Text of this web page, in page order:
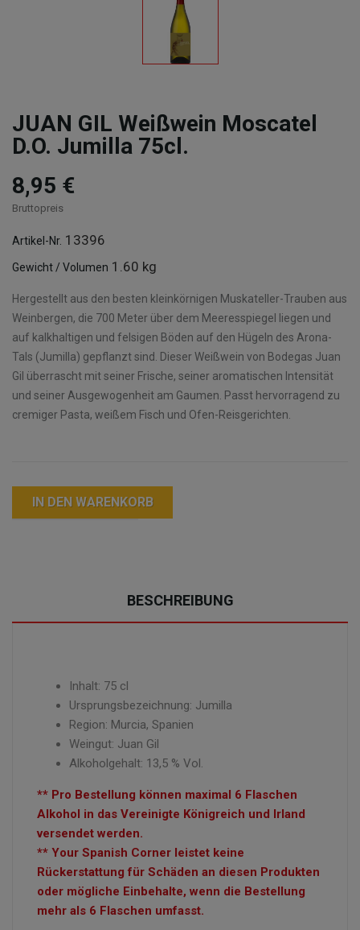
JUAN GIL Weißwein Moscatel
D.O. Jumilla 75cl.
8,95 €
Bruttopreis
Artikel-Nr. 13396
Gewicht / Volumen 1.60 kg
Hergestellt aus den besten kleinkörnigen Muskateller-Trauben aus
Weinbergen, die 700 Meter über dem Meeresspiegel liegen und
auf kalkhaltigen und felsigen Böden auf den Hügeln des Arona-
Tals (Jumilla) gepflanzt sind. Dieser Weißwein von Bodegas Juan
Gil überrascht mit seiner Frische, seiner aromatischen Intensität
und seiner Ausgewogenheit am Gaumen. Passt hervorragend zu
cremiger Pasta, weißem Fisch und Ofen-Reisgerichten.
IN DEN WARENKORB
BESCHREIBUNG
Inhalt: 75 cl
Ursprungsbezeichnung: Jumilla
Region: Murcia, Spanien
Weingut: Juan Gil
Alkoholgehalt: 13,5 % Vol.
** Pro Bestellung können maximal 6 Flaschen
Alkohol in das Vereinigte Königreich und Irland
versendet werden.
** Your Spanish Corner leistet keine
Rückerstattung für Schäden an diesen Produkten
oder mögliche Einbehalte, wenn die Bestellung
mehr als 6 Flaschen umfasst.